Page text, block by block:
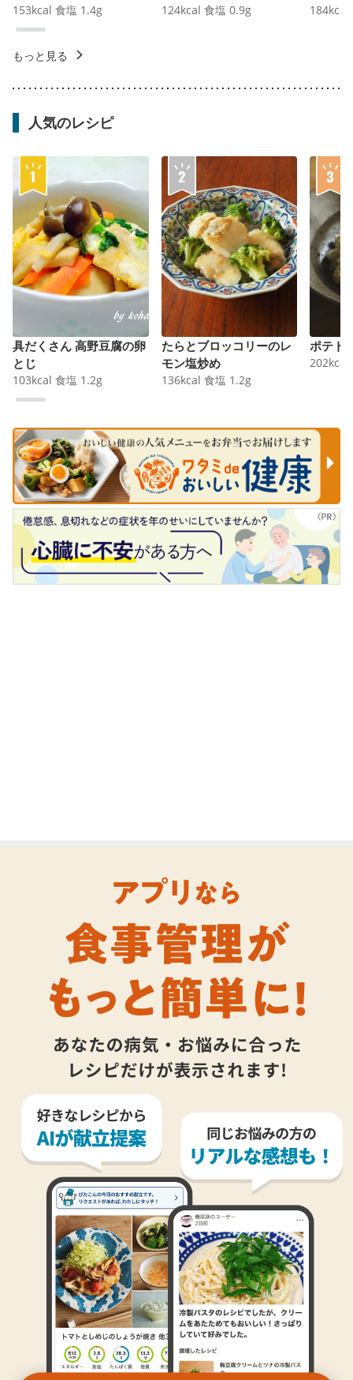
153kcal 食塩 1.4g 124kcal 食塩 0.9g 184kcal
もっと見る
人気のレシピ
具だくさん 高野豆腐の卵
とじ
103kcal 食塩 1.2g
たらとブロッコリーのレ
モン塩炒め
136kcal 食塩 1.2g
ポテト
202kcal